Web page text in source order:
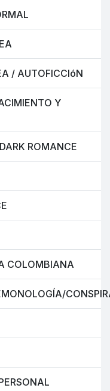
/ AUTOFICCIóN
Y
ROMANCE
COLOMBIANA